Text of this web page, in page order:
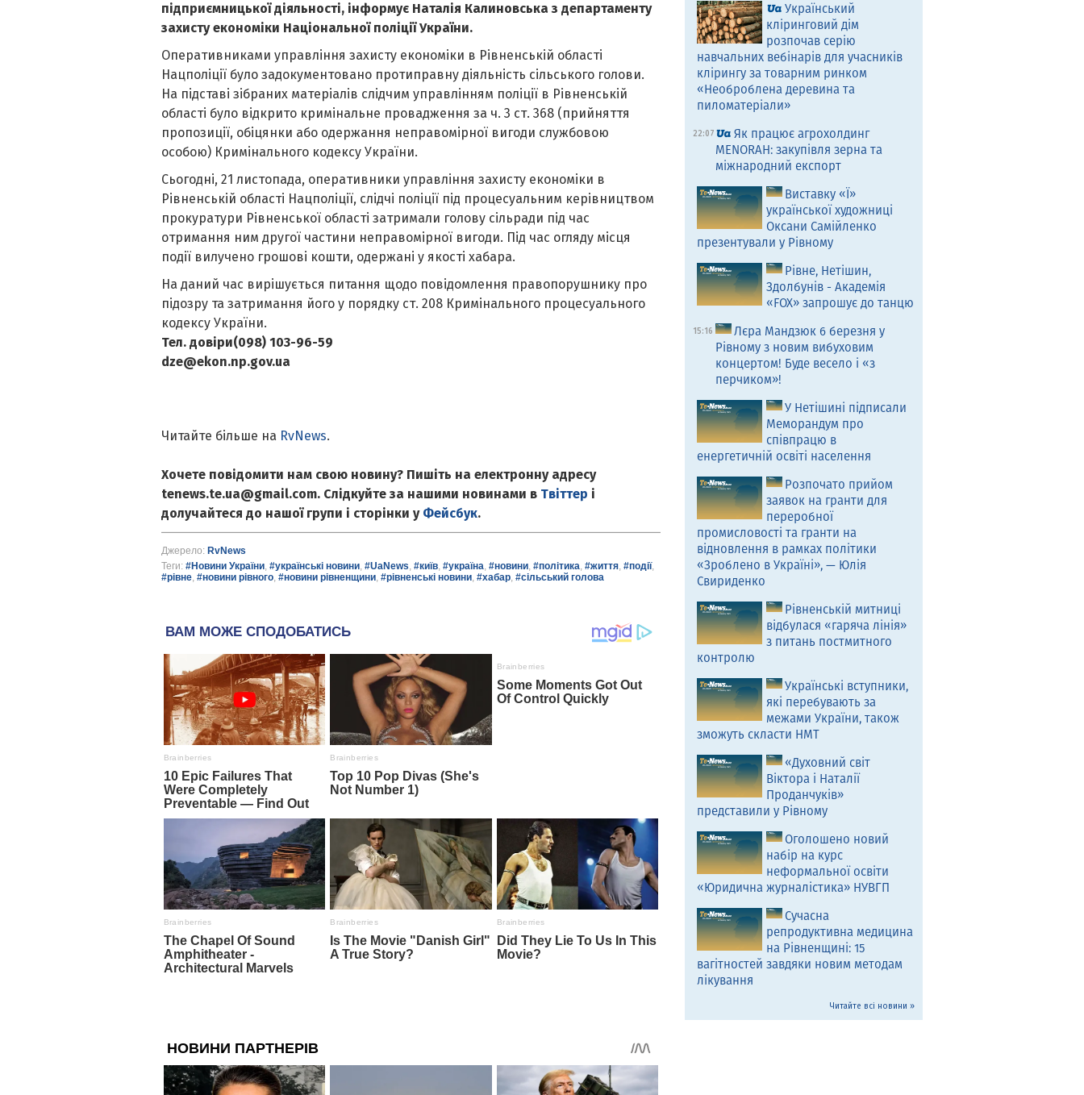
підприємницької діяльності, інформує Наталія Калиновська з департаменту
захисту економіки Національної поліції України.
Оперативниками управління захисту економіки в Рівненській області
Нацполіції було задокументовано протиправну діяльність сільського голови.
На підставі зібраних матеріалів слідчим управлінням поліції в Рівненській
області було відкрито кримінальне провадження за ч. 3 ст. 368 (прийняття
пропозиції, обіцянки або одержання неправомірної вигоди службовою
особою) Кримінального кодексу України.
Сьогодні, 21 листопада, оперативники управління захисту економіки в
Рівненській області Нацполіції, слідчі поліції під процесуальним керівництвом
прокуратури Рівненської області затримали голову сільради під час
отримання ним другої частини неправомірної вигоди. Під час огляду місця
події вилучено грошові кошти, одержані у якості хабара.
На даний час вирішується питання щодо повідомлення правопорушнику про
підозру та затримання його у порядку ст. 208 Кримінального процесуального
кодексу України.
Тел. довіри(098) 103-96-59
dze@ekon.np.gov.ua
Читайте більше на RvNews.
Хочете повідомити нам свою новину? Пишіть на електронну адресу
tenews.te.ua@gmail.com. Слідкуйте за нашими новинами в Твіттер і
долучайтеся до нашої групи і сторінки у Фейсбук.
Джерело: RvNews
Теги: #Новини України, #українські новини, #UaNews, #київ, #україна, #новини, #політика, #життя, #події,
#рівне, #новини рівного, #новини рівненщини, #рівненські новини, #хабар, #сільський голова
Український
кліринговий дім
розпочав серію
навчальних вебінарів для учасників
клірингу за товарним ринком
«Необроблена деревина та
пиломатеріали»
22:07
Як працює агрохолдинг
MENORAH: закупівля зерна та
міжнародний експорт
Виставку «Ї»
української художниці
Оксани Самійленко
презентували у Рівному
Рівне, Нетішин,
Здолбунів - Академія
«FOX» запрошує до танцю
15:16
Лєра Мандзюк 6 березня у
Рівному з новим вибуховим
концертом! Буде весело і «з
перчиком»!
У Нетішині підписали
Меморандум про
співпрацю в
енергетичній освіті населення
Розпочато прийом
заявок на гранти для
переробної
промисловості та гранти на
відновлення в рамках політики
«Зроблено в Україні», — Юлія
Свириденко
Рівненській митниці
відбулася «гаряча лінія»
з питань постмитного
контролю
Українські вступники,
які перебувають за
межами України, також
зможуть скласти НМТ
«Духовний світ
Віктора і Наталії
Проданчуків»
представили у Рівному
Оголошено новий
набір на курс
неформальної освіти
«Юридична журналістика» НУВГП
Сучасна
репродуктивна медицина
на Рівненщині: 15
вагітностей завдяки новим методам
лікування
Читайте всі новини »